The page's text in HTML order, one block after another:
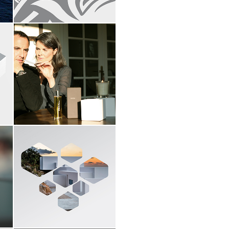
Chamo parfum
packaging pour Nikos
Aliagas
identité visuelle
branding
signalétique